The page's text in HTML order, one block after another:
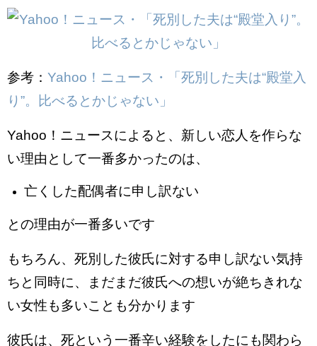
参考： Yahoo！ニュース・「死別した夫は“殿堂入
り”。比べるとかじゃない」
Yahoo！ニュースによると、新しい恋人を作らな
い理由として一番多かったのは、
亡くした配偶者に申し訳ない
との理由が一番多いです
もちろん、死別した彼氏に対する申し訳ない気持
ちと同時に、まだまだ彼氏への想いが絶ちきれな
い女性も多いことも分かります
彼氏は、死という一番辛い経験をしたにも関わら